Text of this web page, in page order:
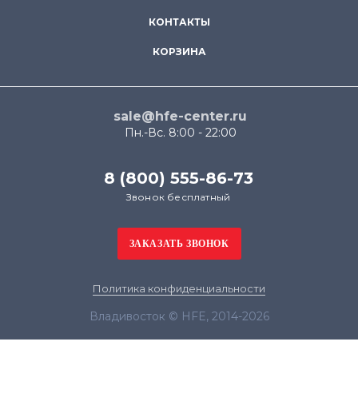
КОНТАКТЫ
КОРЗИНА
sale@hfe-center.ru
Пн.-Вс. 8:00 - 22:00
8 (800) 555-86-73
Звонок бесплатный
Политика конфиденциальности
Владивосток © HFE, 2014-2026